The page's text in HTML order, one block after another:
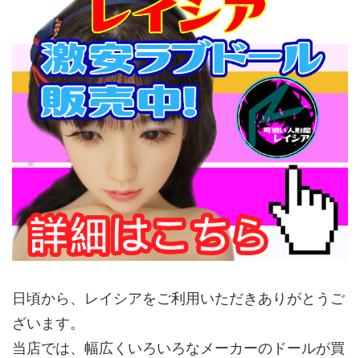
日頃から、レイシアをご利用いただきありがとうご
ざいます。
当店では、幅広くいろいろなメーカーのドールが買